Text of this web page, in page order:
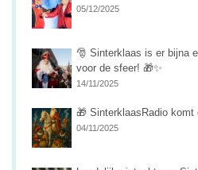
05/12/2025
🎅 Sinterklaas is er bijna
voor de sfeer! 🎁✨
14/11/2025
🎁 SinterklaasRadio komt
04/11/2025